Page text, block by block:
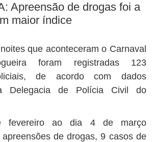
Apreensão de drogas foi a
maior índice
que aconteceram o Carnaval
foram registradas 123
de acordo com dados
Delegacia de Polícia Civil do
fevereiro ao dia 4 de março
de drogas, 9 casos de